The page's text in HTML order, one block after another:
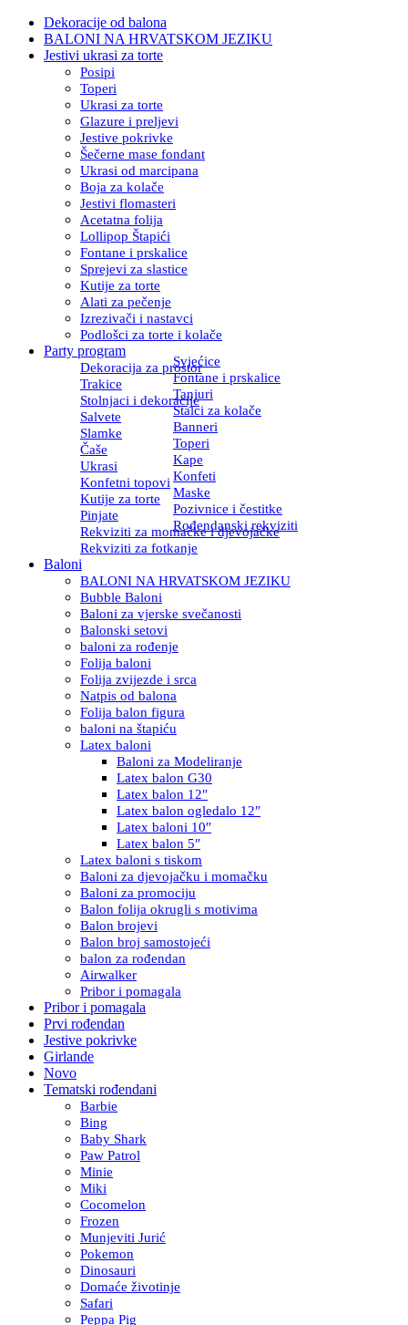
Dekoracije od balona
BALONI NA HRVATSKOM JEZIKU
Jestivi ukrasi za torte
Posipi
Toperi
Ukrasi za torte
Glazure i preljevi
Jestive pokrivke
Šečerne mase fondant
Ukrasi od marcipana
Boja za kolače
Jestivi flomasteri
Acetatna folija
Lollipop Štapići
Fontane i prskalice
Sprejevi za slastice
Kutije za torte
Alati za pečenje
Izrezivači i nastavci
Podlošci za torte i kolače
Party program
Dekoracija za prostor
Svjećice
Trakice
Fontane i prskalice
Stolnjaci i dekoracije
Tanjuri
Salvete
Stalci za kolače
Slamke
Banneri
Čaše
Toperi
Ukrasi
Kape
Konfetni topovi Konfeti
Kutije za torte
Maske
Pinjate
Pozivnice i čestitke
Rekviziti za momačke i djevojačke
Rođendanski rekviziti
Rekviziti za fotkanje
Baloni
BALONI NA HRVATSKOM JEZIKU
Bubble Baloni
Baloni za vjerske svečanosti
Balonski setovi
baloni za rođenje
Folija baloni
Folija zvijezde i srca
Natpis od balona
Folija balon figura
baloni na štapiću
Latex baloni
Baloni za Modeliranje
Latex balon G30
Latex balon 12″
Latex balon ogledalo 12″
Latex baloni 10″
Latex balon 5″
Latex baloni s tiskom
Baloni za djevojačku i momačku
Baloni za promociju
Balon folija okrugli s motivima
Balon brojevi
Balon broj samostojeći
balon za rođendan
Airwalker
Pribor i pomagala
Pribor i pomagala
Prvi rođendan
Jestive pokrivke
Girlande
Novo
Tematski rođendani
Barbie
Bing
Baby Shark
Paw Patrol
Minie
Miki
Cocomelon
Frozen
Munjeviti Jurić
Pokemon
Dinosauri
Domaće životinje
Safari
Peppa Pig